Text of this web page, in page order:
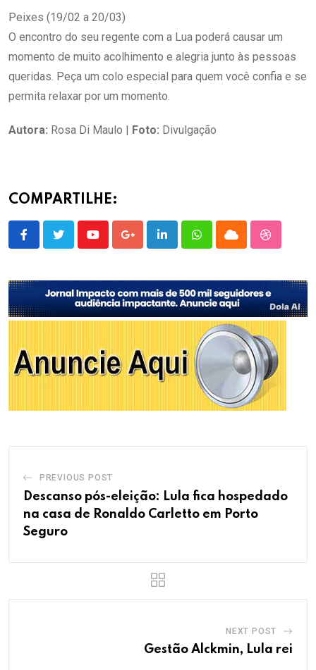
Peixes (19/02 a 20/03)
O encontro do seu regente com a Lua poderá causar um
momento de muito acolhimento e alegria junto às pessoas
queridas. Peça um colo especial para quem você confia e se
permita relaxar por um momento.
Autora: Rosa Di Maulo | Foto: Divulgação
COMPARTILHE:
YoutubeGoogle+LinkedInWhatsappCloud
PREVIOUS POST
Descanso pós-eleição: Lula fica hospedado
na casa de Ronaldo Carletto em Porto
Seguro
NEXT POST
Gestão Alckmin, Lula rei